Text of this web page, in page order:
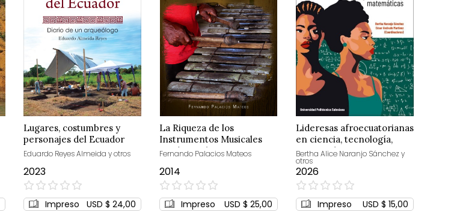
Lugares, costumbres y
personajes del Ecuador
Eduardo Reyes Almeida y otros
2023
0%
Impreso USD $ 24,00
La Riqueza de los
Instrumentos Musicales
Tradicionales
Fernando Palacios Mateos
2014
0%
Impreso
USD $ 25,00
Lideresas afroecuatorianas
en ciencia, tecnología,
ingeniería, arte y
matemáticas
Bertha Alice Naranjo Sánchez y
otros
2026
0%
Impreso USD $ 15,00